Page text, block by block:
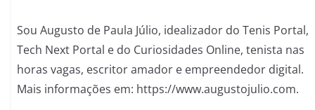
Sou Augusto de Paula Júlio, idealizador do Tenis Portal,
Tech Next Portal e do Curiosidades Online, tenista nas
horas vagas, escritor amador e empreendedor digital.
Mais informações em: https://www.augustojulio.com.